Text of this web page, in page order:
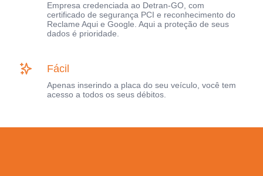
Empresa credenciada ao Detran-GO, com
certificado de segurança PCI e reconhecimento do
Reclame Aqui e Google. Aqui a proteção de seus
dados é prioridade.
Fácil
Apenas inserindo a placa do seu veículo, você tem
acesso a todos os seus débitos.